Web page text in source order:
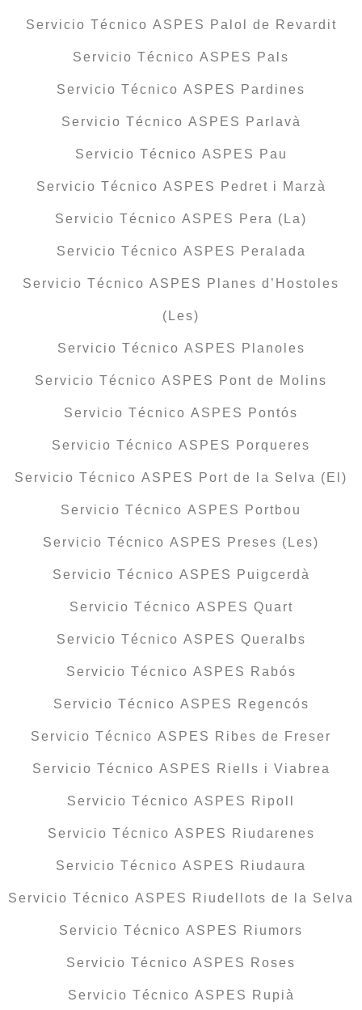
Servicio Técnico ASPES Palol de Revardit
Servicio Técnico ASPES Pals
Servicio Técnico ASPES Pardines
Servicio Técnico ASPES Parlavà
Servicio Técnico ASPES Pau
Servicio Técnico ASPES Pedret i Marzà
Servicio Técnico ASPES Pera (La)
Servicio Técnico ASPES Peralada
Servicio Técnico ASPES Planes d’Hostoles
(Les)
Servicio Técnico ASPES Planoles
Servicio Técnico ASPES Pont de Molins
Servicio Técnico ASPES Pontós
Servicio Técnico ASPES Porqueres
Servicio Técnico ASPES Port de la Selva (El)
Servicio Técnico ASPES Portbou
Servicio Técnico ASPES Preses (Les)
Servicio Técnico ASPES Puigcerdà
Servicio Técnico ASPES Quart
Servicio Técnico ASPES Queralbs
Servicio Técnico ASPES Rabós
Servicio Técnico ASPES Regencós
Servicio Técnico ASPES Ribes de Freser
Servicio Técnico ASPES Riells i Viabrea
Servicio Técnico ASPES Ripoll
Servicio Técnico ASPES Riudarenes
Servicio Técnico ASPES Riudaura
Servicio Técnico ASPES Riudellots de la Selva
Servicio Técnico ASPES Riumors
Servicio Técnico ASPES Roses
Servicio Técnico ASPES Rupià